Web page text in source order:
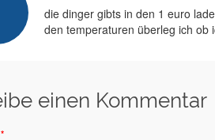
die dinger gibts in den 1 euro
den temperaturen überleg ich ob
einen Kommentar
*